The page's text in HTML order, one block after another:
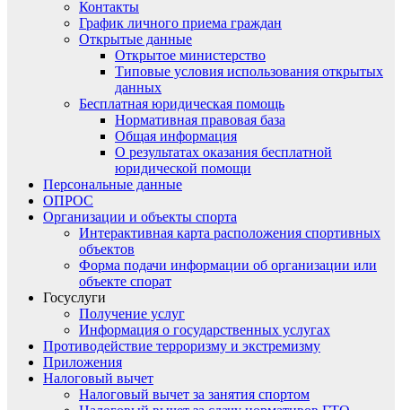
Контакты
График личного приема граждан
Открытые данные
Открытое министерство
Типовые условия использования открытых
данных
Бесплатная юридическая помощь
Нормативная правовая база
Общая информация
О результатах оказания бесплатной
юридической помощи
Персональные данные
ОПРОС
Организации и объекты спорта
Интерактивная карта расположения спортивных
объектов
Форма подачи информации об организации или
объекте спорат
Госуслуги
Получение услуг
Информация о государственных услугах
Противодействие терроризму и экстремизму
Приложения
Налоговый вычет
Налоговый вычет за занятия спортом